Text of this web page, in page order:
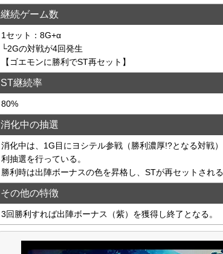
継続ゲーム数
1セット：8G+α
└2Gの対戦が4回発生
【ゴエモンに勝利でST再セット】
ST継続率
80%
消化中の抽選
消化中は、1G目にヨシテル参戦（勝利濃厚!?となる対戦
利抽選を行っている。
勝利時は出陣ボーナスの色を昇格し、STが再セットされる
その他の特徴
3回勝利すれば出陣ボーナス（紫）を獲得し終了となる。